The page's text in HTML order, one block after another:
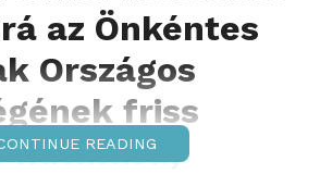
az Önkéntes
Országos
friss
kutatása,
READING